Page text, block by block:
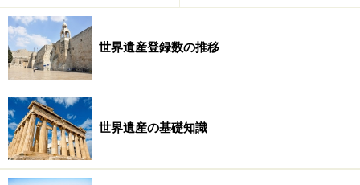
上旬。桜の前は梅が、桜の後はツツジが見ごろとなる。
また、５月１～５日にかけて「春の藤原まつり」が開催
される。特に５月３日の「源義経公東下り」では、藤原
秀衝が源義経を迎え入れる様子が再現される。
【関連サイト】
関山中尊寺（中尊寺のオフィシャル・サイト）
世界遺産登録数の推移
世界遺産の基礎知識